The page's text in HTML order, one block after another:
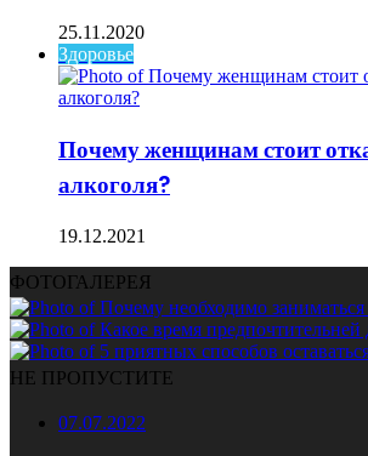
25.11.2020
Здоровье
Почему женщинам стоит
алкоголя?
19.12.2021
ФОТОГАЛЕРЕЯ
НЕ ПРОПУСТИТЕ
07.07.2022